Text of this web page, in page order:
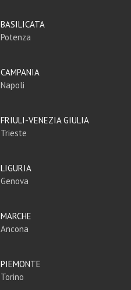
BASILICATA
Potenza
CAMPANIA
Napoli
FRIULI-VENEZIA GIULIA
Trieste
LIGURIA
Genova
MARCHE
Ancona
PIEMONTE
Torino